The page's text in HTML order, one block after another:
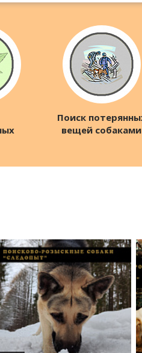
Поиск
вещей собаками